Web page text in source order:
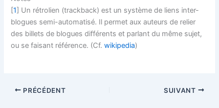
[1] Un rétrolien (trackback) est un système de liens inter-
blogues semi-automatisé. Il permet aux auteurs de relier
des billets de blogues différents et parlant du même sujet,
ou se faisant référence. (Cf.wikipedia)
PRÉCÉDENT SUIVANT